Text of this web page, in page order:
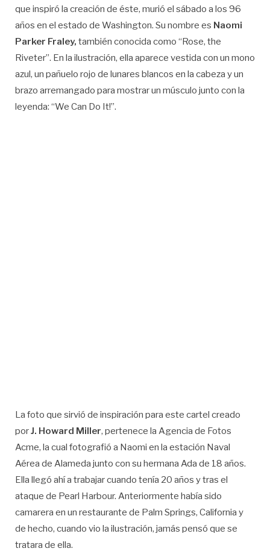
que inspiró la creación de éste, murió el sábado a los 96
años en el estado de Washington. Su nombre es Naomi
Parker Fraley, también conocida como “Rose, the
Riveter”. En la ilustración, ella aparece vestida con un mono
azul, un pañuelo rojo de lunares blancos en la cabeza y un
brazo arremangado para mostrar un músculo junto con la
leyenda: “We Can Do It!”.
La foto que sirvió de inspiración para este cartel creado
porJ. Howard Miller, pertenece la Agencia de Fotos
Acme, la cual fotografió a Naomi en la estación Naval
Aérea de Alameda junto con su hermana Ada de 18 años.
Ella llegó ahí a trabajar cuando tenía 20 años y tras el
ataque de Pearl Harbour. Anteriormente había sido
camarera en un restaurante de Palm Springs, California y
de hecho, cuando vio la ilustración, jamás pensó que se
tratara de ella.